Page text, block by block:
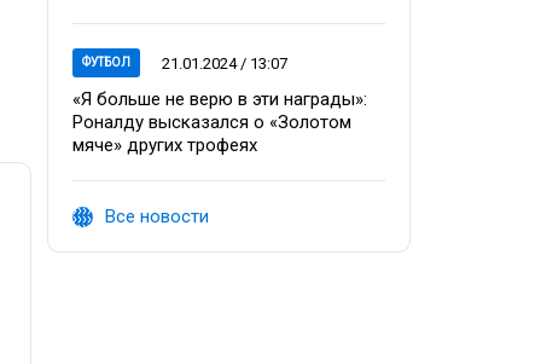
ФУТБОЛ 21.01.2024 / 13:07
«Я больше не верю в эти награды»:
Роналду высказался о «Золотом
мяче» других трофеях
Все новости